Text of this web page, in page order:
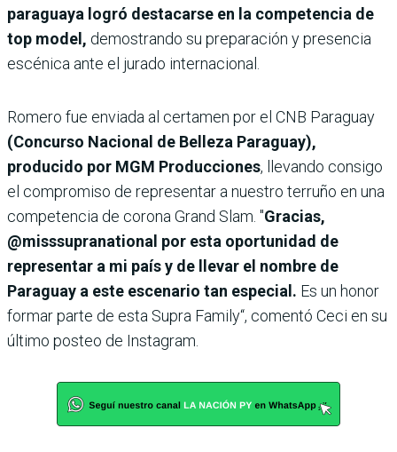
paraguaya logró destacarse en la competencia de
top model, demostrando su preparación y presencia
escénica ante el jurado internacional.
Romero fue enviada al certamen por el CNB Paraguay
(Concurso Nacional de Belleza Paraguay),
producido por MGM Producciones, llevando consigo
el compromiso de representar a nuestro terruño en una
competencia de corona Grand Slam. "Gracias,
@misssupranational por esta oportunidad de
representar a mi país y de llevar el nombre de
Paraguay a este escenario tan especial. Es un honor
formar parte de esta Supra Family“, comentó Ceci en su
último posteo de Instagram.